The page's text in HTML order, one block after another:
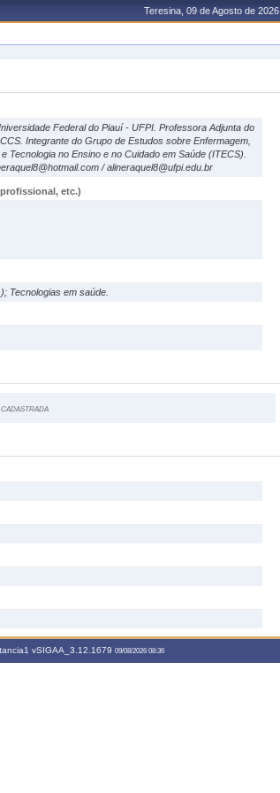
Teresina, 09 de Agosto de 2026
Federal do Piauí - UFPI. Professora Adjunta do
Integrante do Grupo de Estudos sobre Enfermagem,
Tecnologia no Ensino e no Cuidado em Saúde (ITECS).
/ alineraquel8@ufpi.edu.br
etc.)
Tecnologias em saúde.
cadastrada
vSIGAA_3.12.1679 09/08/2026 08:36